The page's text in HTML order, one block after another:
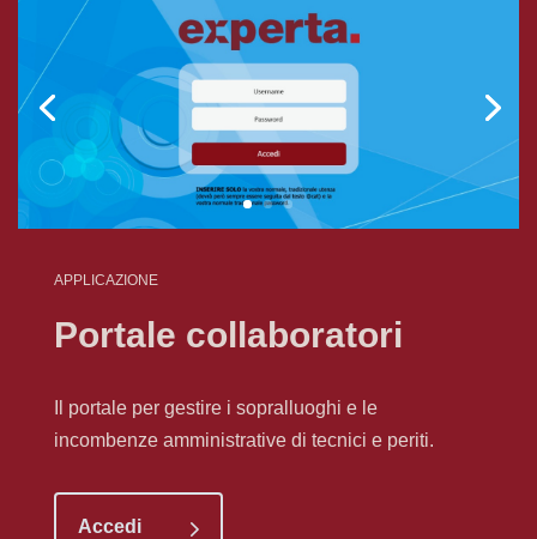
APPLICAZIONE
Portale collaboratori
Il portale per gestire i sopralluoghi e le
incombenze amministrative di tecnici e periti.
Accedi